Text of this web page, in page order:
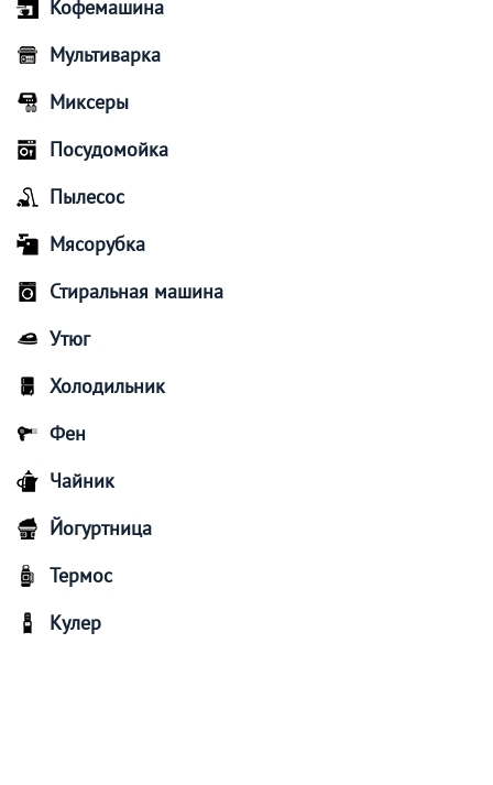
Кофемашина
Мультиварка
Миксеры
Посудомойка
Пылесос
Мясорубка
Стиральная машина
Утюг
Холодильник
Фен
Чайник
Йогуртница
Термос
Кулер